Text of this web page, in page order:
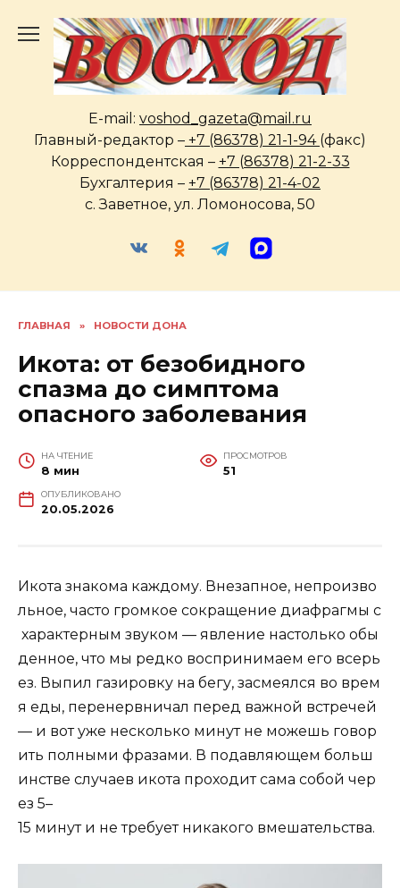
содержанию
E-mail: voshod_gazeta@mail.ru
Главный-редактор – +7 (86378) 21-1-94 (факс)
Корреспондентская – +7 (86378) 21-2-33
Бухгалтерия – +7 (86378) 21-4-02
с. Заветное, ул. Ломоносова, 50
ГЛАВНАЯ » НОВОСТИ ДОНА
Икота: от безобидного
спазма до симптома
опасного заболевания
НА ЧТЕНИЕ
8 мин
ПРОСМОТРОВ
51
ОПУБЛИКОВАНО
20.05.2026
Икота знакома каждому. Внезапное, непроизво
льное, часто громкое сокращение диафрагмы с
характерным звуком — явление настолько обы
денное, что мы редко воспринимаем его всерь
ез. Выпил газировку на бегу, засмеялся во врем
я еды, перенервничал перед важной встречей
— и вот уже несколько минут не можешь говор
ить полными фразами. В подавляющем больш
инстве случаев икота проходит сама собой чер
ез 5–
15 минут и не требует никакого вмешательства.